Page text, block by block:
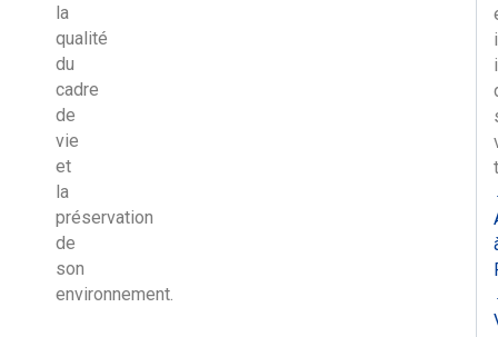
la
qualité
du
cadre
de
vie
et
la
préservation
de
son
environnement.